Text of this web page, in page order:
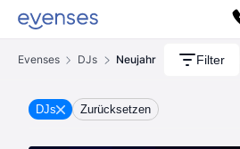
Evenses DJs Neujahr Filter
DJs Zurücksetzen